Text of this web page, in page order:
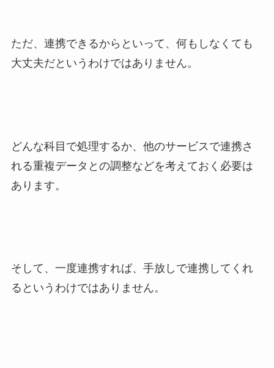
ただ、連携できるからといって、何もしなくても
大丈夫だというわけではありません。
どんな科目で処理するか、他のサービスで連携さ
れる重複データとの調整などを考えておく必要は
あります。
そして、一度連携すれば、手放しで連携してくれ
るというわけではありません。